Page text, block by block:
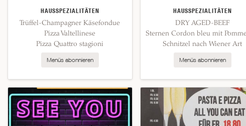
HAUSSPEZIALITÄTEN
Trüffel-Champagner Käsefondue
Pizza Valtellinese
Pizza Quattro stagioni
Menüs abonnieren
HAUSSPEZIALITÄTEN
DRY AGED-BEEF
Schnitzel nach Wiener Art
Menüs abonnieren